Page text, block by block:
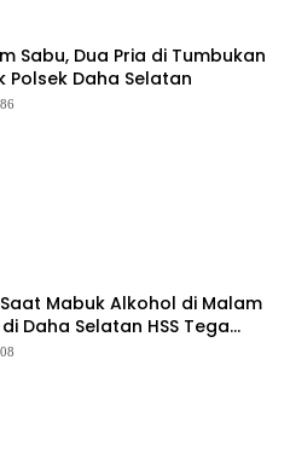
Sabu, Dua Pria di Tumbukan
Polsek Daha Selatan
Mabuk Alkohol di Malam
Daha Selatan HSS Tega